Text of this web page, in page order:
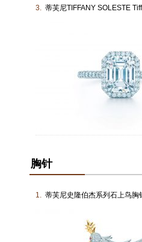
3. 蒂芙尼TIFFANY SOLESTE Tiffany
胸针
1. 蒂芙尼史隆伯杰系列石上鸟胸